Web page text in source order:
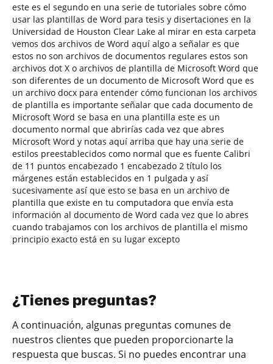
este es el segundo en una serie de tutoriales sobre cómo
usar las plantillas de Word para tesis y disertaciones en la
Universidad de Houston Clear Lake al mirar en esta carpeta
vemos dos archivos de Word aquí algo a señalar es que
estos no son archivos de documentos regulares estos son
archivos dot X o archivos de plantilla de Microsoft Word que
son diferentes de un documento de Microsoft Word que es
un archivo docx para entender cómo funcionan los archivos
de plantilla es importante señalar que cada documento de
Microsoft Word se basa en una plantilla este es un
documento normal que abrirías cada vez que abres
Microsoft Word y notas aquí arriba que hay una serie de
estilos preestablecidos como normal que es fuente Calibri
de 11 puntos encabezado 1 encabezado 2 título los
márgenes están establecidos en 1 pulgada y así
sucesivamente así que esto se basa en un archivo de
plantilla que existe en tu computadora que envía esta
información al documento de Word cada vez que lo abres
cuando trabajamos con los archivos de plantilla el mismo
principio exacto está en su lugar excepto
¿Tienes preguntas?
A continuación, algunas preguntas comunes de
nuestros clientes que pueden proporcionarte la
respuesta que buscas. Si no puedes encontrar una